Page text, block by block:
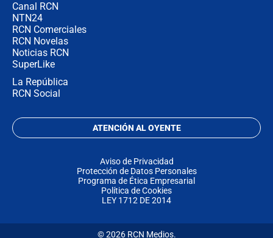
Canal RCN
NTN24
RCN Comerciales
RCN Novelas
Noticias RCN
SuperLike
La República
RCN Social
ATENCIÓN AL OYENTE
Aviso de Privacidad
Protección de Datos Personales
Programa de Ética Empresarial
Política de Cookies
LEY 1712 DE 2014
© 2026 RCN Medios.